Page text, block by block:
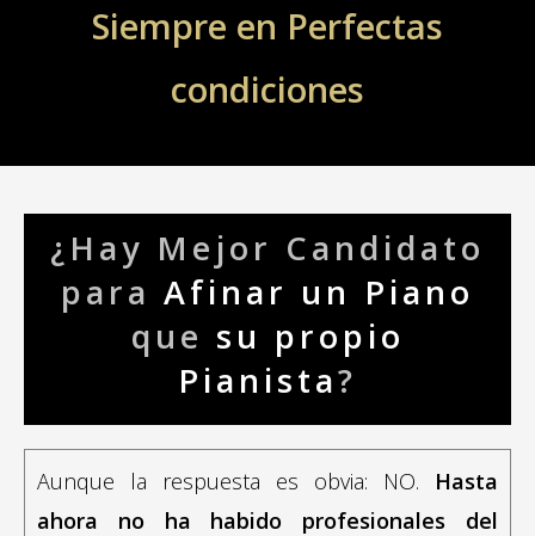
Siempre en Perfectas
condiciones
¿Hay Mejor Candidato
para Afinar un Piano
que su propio
Pianista?
Aunque la respuesta es obvia: NO. Hasta
ahora no ha habido profesionales del